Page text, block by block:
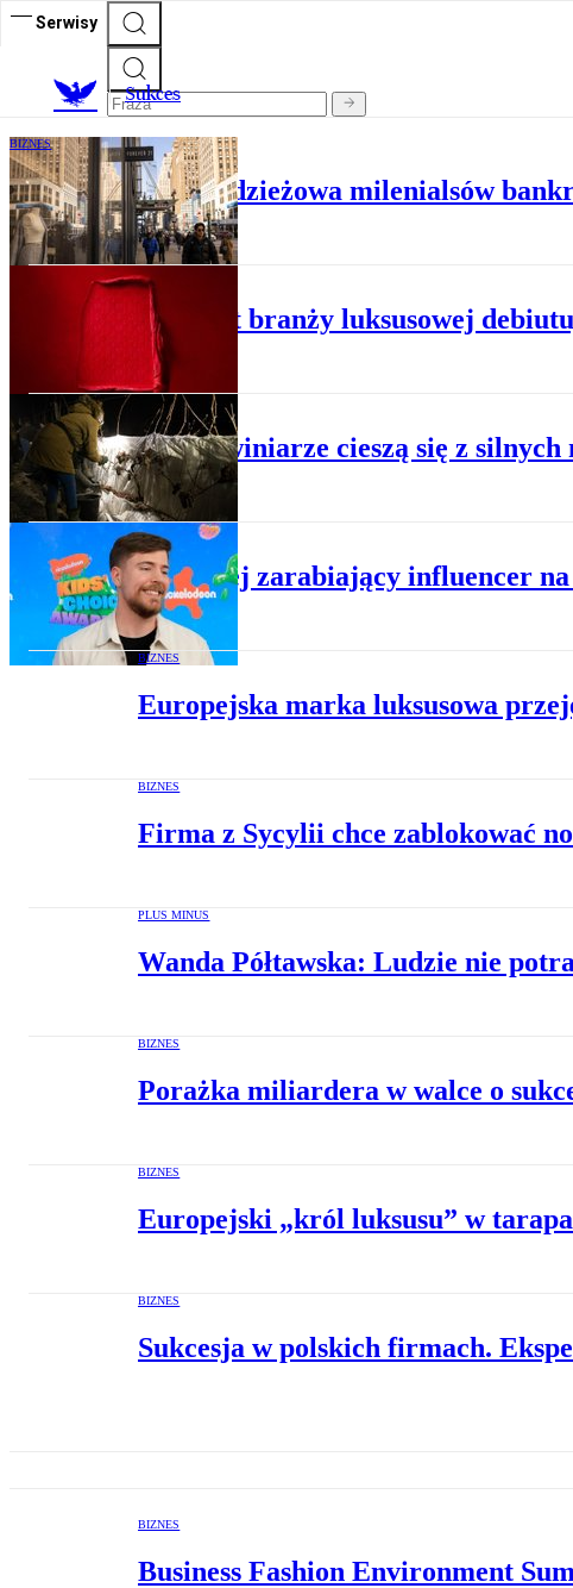
Serwisy
Sukces
BIZNES
Ulubiona marka odzieżowa milenialsów
Potentat branży luksusowej
BIZNES
Polscy winiarze cieszą się z
BIZNES
Najlepiej zarabiający influencer
BIZNES
Europejska marka luksusowa
BIZNES
Firma z Sycylii chce zablokować
PLUS MINUS
Wanda Półtawska: Ludzie nie
BIZNES
Porażka miliardera w walce o
BIZNES
Europejski „król luksusu” w
BIZNES
Sukcesja w polskich firmach.
BIZNES
Business Fashion Environment